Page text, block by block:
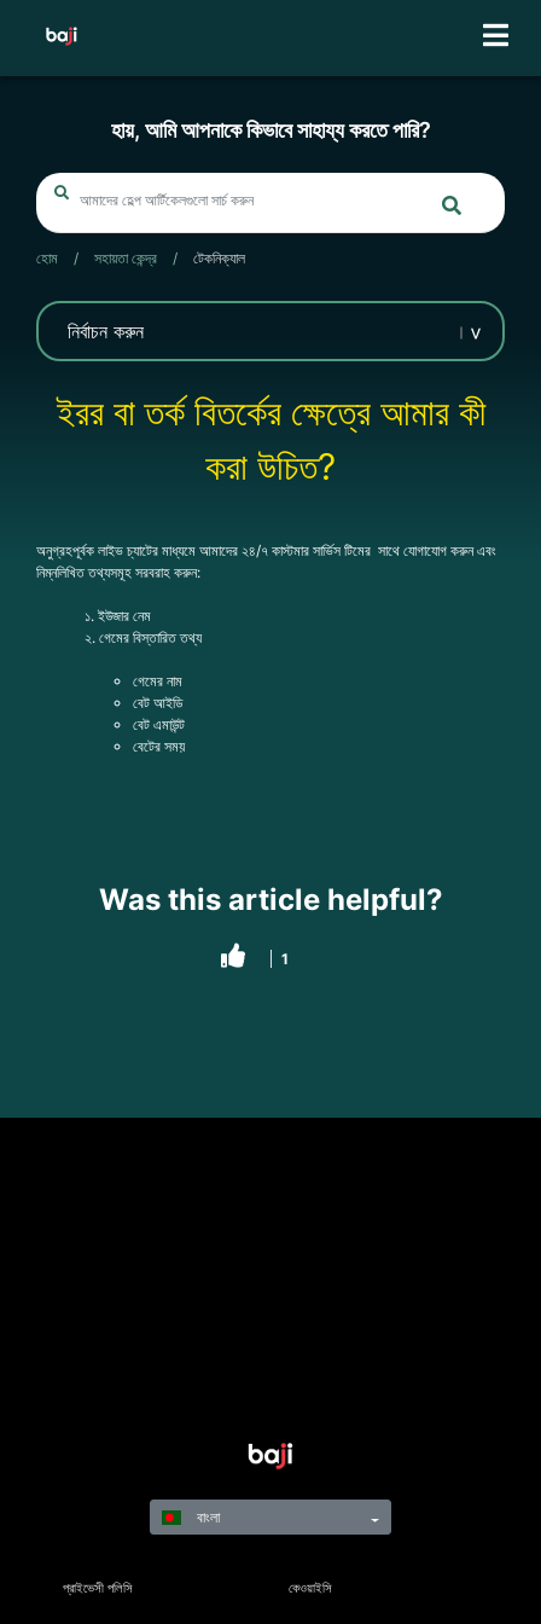
হায়, আমি আপনাকে কিভাবে সাহায্য করতে পারি?
হোম / সহায়তা কেন্দ্র / টেকনিক্যাল
ইরর বা তর্ক বিতর্কের ক্ষেত্রে আমার কী
করা উচিত?
অনুগ্রহপূর্বক লাইভ চ্যাটের মাধ্যমে আমাদের ২৪/৭ কাস্টমার সার্ভিস টিমের সাথে যোগাযোগ করুন এবং
নিম্নলিখিত তথ্যসমূহ সরবরাহ করুন:
১. ইউজার নেম
২. গেমের বিস্তারিত তথ্য
গেমের নাম
বেট আইডি
বেট এমাউন্ট
বেটের সময়
Was this article helpful?
1
প্রাইভেসী পলিসি কেওয়াইসি
বাংলা